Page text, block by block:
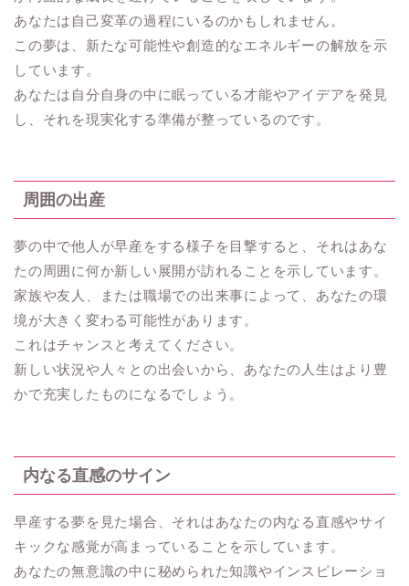
あなたは自己変革の過程にいるのかもしれません。
この夢は、新たな可能性や創造的なエネルギーの解放を示
しています。
あなたは自分自身の中に眠っている才能やアイデアを発見
し、それを現実化する準備が整っているのです。
周囲の出産
夢の中で他人が早産をする様子を目撃すると、それはあな
たの周囲に何か新しい展開が訪れることを示しています。
家族や友人、または職場での出来事によって、あなたの環
境が大きく変わる可能性があります。
これはチャンスと考えてください。
新しい状況や人々との出会いから、あなたの人生はより豊
かで充実したものになるでしょう。
内なる直感のサイン
早産する夢を見た場合、それはあなたの内なる直感やサイ
キックな感覚が高まっていることを示しています。
あなたの無意識の中に秘められた知識やインスピレーショ